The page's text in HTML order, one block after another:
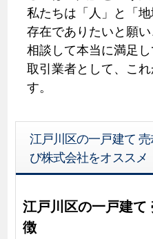
私たちは「人」と「
存在でありたいと願い
相談して本当に満足
取引業者として、こ
す。
江戸川区の一戸建て
び株式会社をオススメ
江戸川区の一戸建
徴